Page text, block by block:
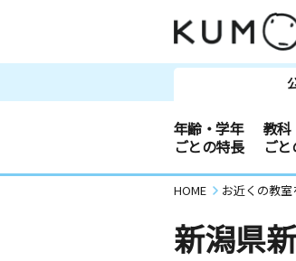
年齢・学年
ごとの特長
教科
ご
HOME お近くの教室
新潟県